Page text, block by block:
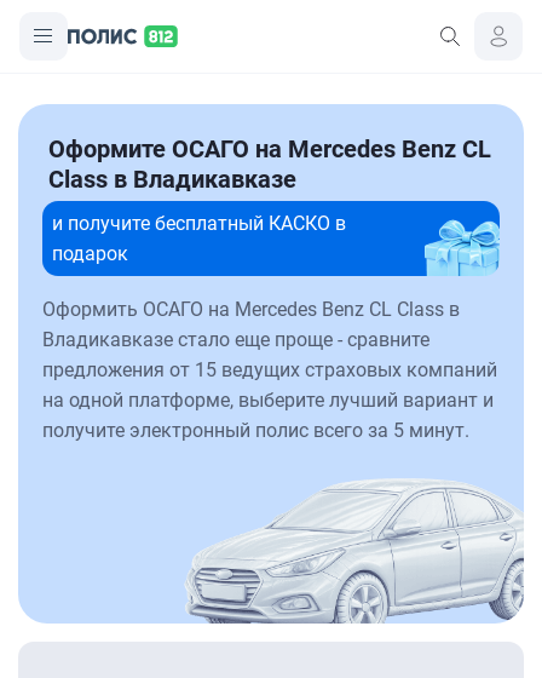
Оформите ОСАГО на Mercedes Benz CL
Class в Владикавказе
и получите бесплатный КАСКО в
подарок
Оформить ОСАГО на Mercedes Benz CL Class в
Владикавказе стало еще проще - сравните
предложения от 15 ведущих страховых компаний
на одной платформе, выберите лучший вариант и
получите электронный полис всего за 5 минут.